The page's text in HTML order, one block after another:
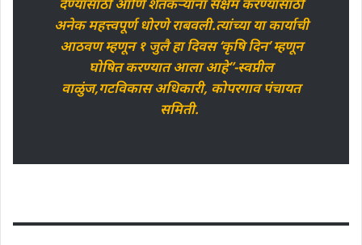
अनेक महत्त्वपूर्ण धोरणे राबवली.त्यांच्या या कार्याची
आठवण म्हणून १ जुलै हा दिवस ‘कृषि दिन’ म्हणून
घोषित करण्यात आला आहे”-स्वप्नील
वाळुंज,गटविकास अधिकारी, कोपरगाव पंचायत
समिती.